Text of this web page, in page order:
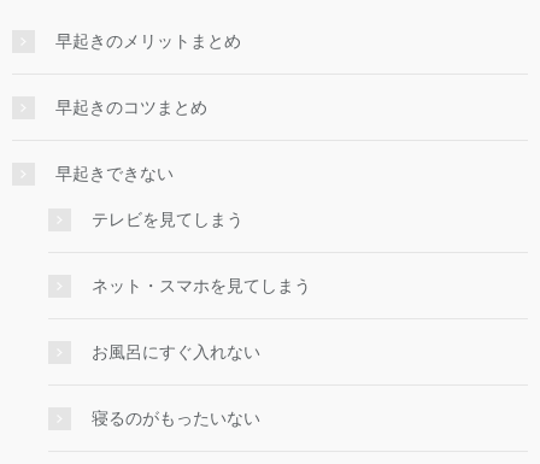
早起きのメリットまとめ
早起きのコツまとめ
早起きできない
テレビを見てしまう
ネット・スマホを見てしまう
お風呂にすぐ入れない
寝るのがもったいない